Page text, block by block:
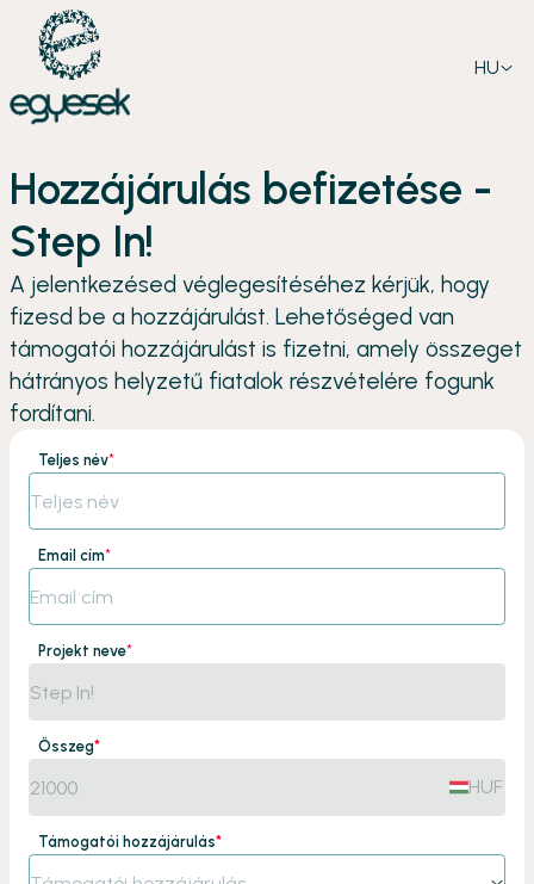
HU
Hozzájárulás befizetése -
Step In!
A jelentkezésed véglegesítéséhez kérjük, hogy
fizesd be a hozzájárulást. Lehetőséged van
támogatói hozzájárulást is fizetni, amely összeget
hátrányos helyzetű fiatalok részvételére fogunk
fordítani.
Teljes név*
Email cím*
Projekt neve*
Összeg*
HUF
Támogatói hozzájárulás*